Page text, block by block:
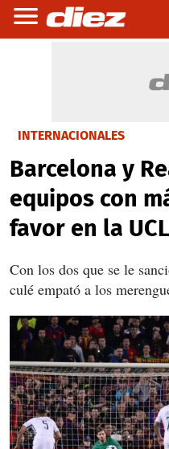
INTERNACIONALES
Barcelona y
equipos con
favor en la UCL
Con los dos que se le
culé empató a los